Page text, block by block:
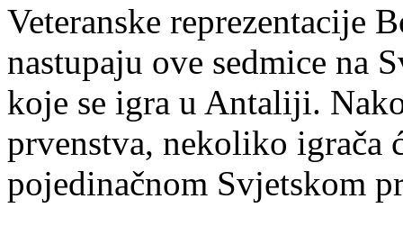
Veteranske reprezentacije
nastupaju ove sedmice na
koje se igra u Antaliji.
prvenstva, nekoliko igrača
pojedinačnom Svjetskom